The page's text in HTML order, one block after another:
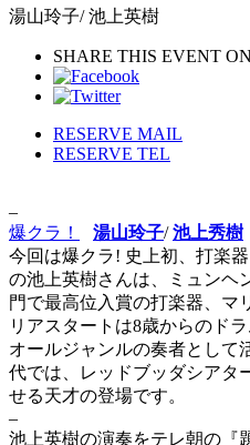
湯山玲子/ 池上英樹
SHARE THIS EVENT ON
RESERVE MAIL
RESERVE TEL
–
爆クラ！
湯山玲子/池上秀樹
今回は爆クラ! 史上初、打楽
の池上英樹さんは、ミュンヘ
門で最高位入賞の打楽器、マ
リアスタートは8歳からのド
オールジャンルの奏者として
代では、レッドブッダシアタ
せる天才の登場です。
–
池上英樹の演奏をテレ朝の『